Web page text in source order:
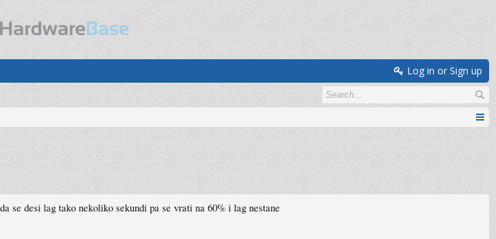
Log in or Sign up
se desi lag tako nekoliko sekundi pa se vrati na 60% i lag nestane